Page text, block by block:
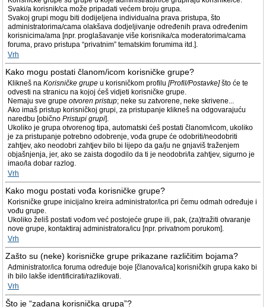
Svaki/a korisnik/ca može pripadati većem broju grupa.
Svakoj grupi mogu biti dodijeljena individualna prava pristupa, što
administratorima/cama olakšava dodjeljivanje određenih prava određenim
korisnicima/ama [npr. proglašavanje više korisnika/ca moderatorima/cama
foruma, pravo pristupa “privatnim” tematskim forumima itd.].
Vrh
Kako mogu postati članom/icom korisničke grupe?
Klikneš na Korisničke grupe u korisničkom profilu [Profil/Postavke]što će te
odvesti na stranicu na kojoj ćeš vidjeti korisničke grupe.
Nemaju sve grupe otvoren pristup; neke su zatvorene, neke skrivene...
Ako imaš pristup korisničkoj grupi, za pristupanje klikneš na odgovarajuću
naredbu [obično Pristupi grupi].
Ukoliko je grupa otvorenog tipa, automatski ćeš postati članom/icom, ukoliko
je za pristupanje potrebno odobrenje, vođa grupe će odobriti/neodobriti
zahtjev, ako neodobri zahtjev bilo bi lijepo da ga/ju ne gnjaviš traženjem
objašnjenja, jer, ako se zaista dogodilo da ti je neodobri/la zahtjev, sigurno je
imao/la dobar razlog.
Vrh
Kako mogu postati vođa korisničke grupe?
Korisničke grupe inicijalno kreira administrator/ica pri čemu odmah određuje i
vođu grupe.
Ukoliko želiš postati vođom već postojeće grupe ili, pak, (za)tražiti otvaranje
nove grupe, kontaktiraj administratora/icu [npr. privatnom porukom].
Vrh
Zašto su (neke) korisničke grupe prikazane različitim bojama?
Administrator/ica foruma određuje boje [članova/ica] korisničkih grupa kako bi
ih bilo lakše identificirati/razlikovati.
Vrh
Što je “zadana korisnička grupa”?